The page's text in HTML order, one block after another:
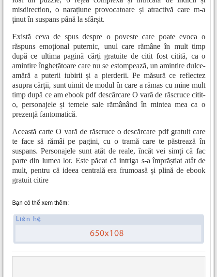
misdirection, o narațiune provocatoare și atractivă care m-a
ținut în suspans până la sfârșit.
Există ceva de spus despre o poveste care poate evoca o
răspuns emoțional puternic, unul care rămâne în mult timp
după ce ultima pagină cărți gratuite de citit fost citită, ca o
amintire înghețătoare care nu se estompează, un amintire dulce-
amără a puterii iubirii și a pierderii. Pe măsură ce reflectez
asupra cărții, sunt uimit de modul în care a rămas cu mine mult
timp după ce am ebook pdf descărcare O vară de răscruce citit-
o, personajele și temele sale rămânând în mintea mea ca o
prezență fantomatică.
Această carte O vară de răscruce o descărcare pdf gratuit care
te face să rămâi pe pagini, cu o tramă care te păstrează în
suspans. Personajele sunt atât de reale, încât vei simți că fac
parte din lumea lor. Este păcat că intriga s-a împrăștiat atât de
mult, pentru că ideea centrală era frumoasă și plină de ebook
gratuit citire
Bạn có thể xem thêm: